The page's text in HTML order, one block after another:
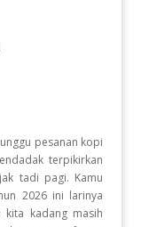
pesanan kopi
terpikirkan
tadi pagi. Kamu
2026 ini larinya
kadang masih